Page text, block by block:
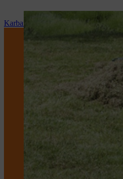
Karbantartás és javítás